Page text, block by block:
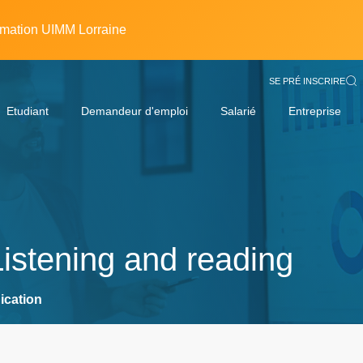
UIMM Lorraine
SE PRÉ INSCRIRE
Etudiant Demandeur d'emploi Salarié Entreprise
and reading